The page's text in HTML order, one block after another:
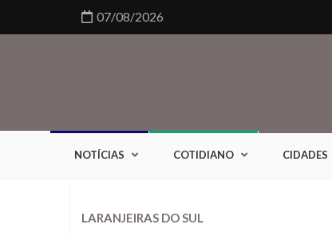
07/08/2026
NOTÍCIAS COTIDIANO CIDADES
LARANJEIRAS DO SUL